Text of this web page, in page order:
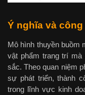
Ý nghĩa và
Mô hình thuyền buồm
vật phẩm trang trí mà
sắc. Theo quan niệm
sự phát triển, thành
trong lĩnh vực kinh